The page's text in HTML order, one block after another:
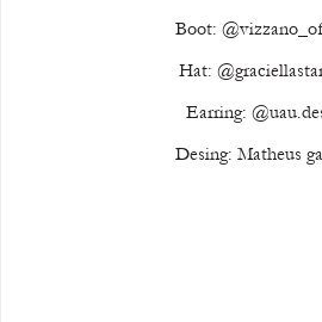
Boot:
Hat:
Earring:
Desing: Matheus